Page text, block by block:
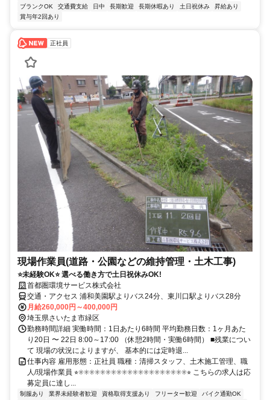
ブランクOK
交通費支給 日中 長期歓迎 長期休暇あり 土日祝休み
昇給あり
賞与年2回あり
正社員
現場作業員(道路・公園などの維持管理・土木工事)
⭐️未経験OK⭐️ 選べる働き方で土日祝休みOK!
首都圏環境サービス株式会社
交通・アクセス 浦和美園駅よりバス24分、東川口駅よりバス28分
月給260,000円～400,000円
埼玉県さいたま市緑区
勤務時間詳細 実働時間：1日あたり6時間 平均勤務日数：1ヶ月あた
り20日 〜 22日 8:00～17:00 （休憩2時間・実働6時間） ■残業につい
て 現場の状況によりますが、 基本的には定時退...
仕事内容 雇用形態：正社員 職種：清掃スタッフ、土木施工管理、職
人/現場作業員 ⭐︎✳︎✳︎✳︎✳︎✳︎✳︎✳︎✳︎✳︎✳︎✳︎✳︎✳︎✳︎✳︎✳︎✳︎✳︎✳︎✳︎⭐︎ こちらの求人は応
募定員に達し...
制服あり 業界未経験者歓迎 資格取得支援あり フリーター歓迎
バイク通勤OK